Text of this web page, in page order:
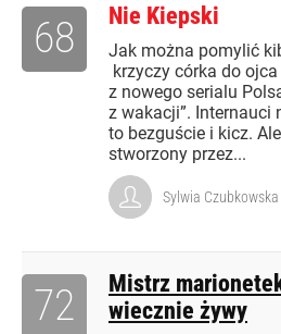
Nie Kiepski
Jak można pomylić
krzyczy córka do
z nowego serialu
z wakacji”. Internauci
to bezguście i kicz.
stworzony przez...
68
Sylwia Czubkowska
Mistrz
wiecznie żywy
72